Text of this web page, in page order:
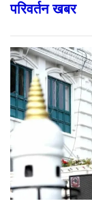
परिवर्तन खबर